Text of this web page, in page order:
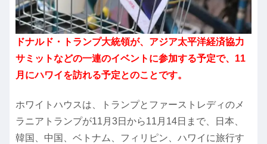
ドナルド・トランプ大統領が、アジア太平洋経済協力
サミットなどの一連のイベントに参加する予定で、11
月にハワイを訪れる予定とのことです。
ホワイトハウスは、トランプとファーストレディのメ
ラニアトランプが11月3日から11月14日まで、日本、
韓国、中国、ベトナム、フィリピン、ハワイに旅行す